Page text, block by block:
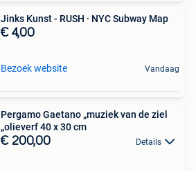
Jinks Kunst - RUSH · NYC Subway Map
€ 4,00
Bezoek website Vandaag
Pergamo Gaetano „muziek van de ziel
„olieverf 40 x 30 cm
€ 200,00 Details